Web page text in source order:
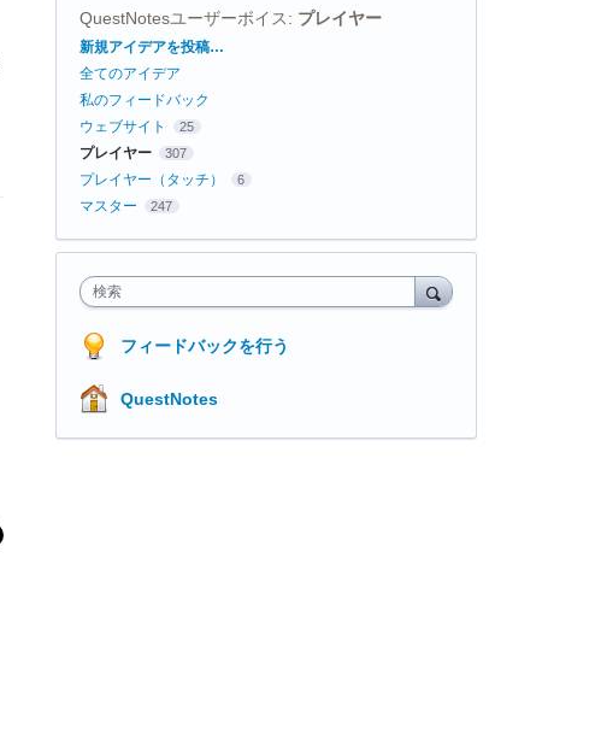
QuestNotesユーザーボイス: プレイヤー
カ
テ
ゴ
新規アイデアを投稿…
全てのアイデア
私のフィードバック
ウェブサイト
25
プレイヤー 307
プレイヤー（タッチ） 6
マスター 247
検索
フィードバックを行う
QuestNotes